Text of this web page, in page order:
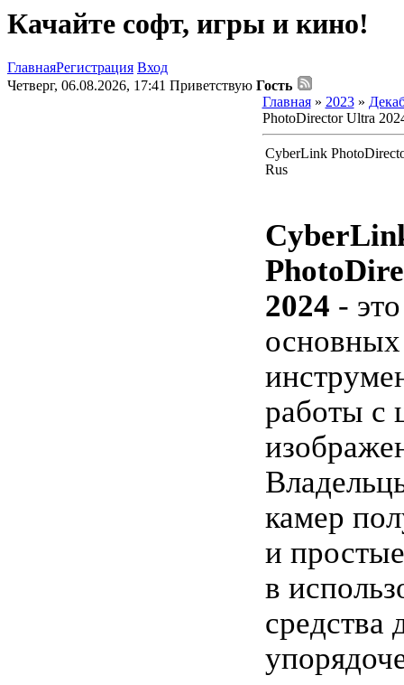
Качайте софт, игры и кино!
ГлавнаяРегистрация Вход
Четверг, 06.08.2026, 17:41 Приветствую Гость
Главная» 2023 »
PhotoDirector Ultra
CyberLink
Rus
2024 -
основных
работы с
камер
и простые
в
средства